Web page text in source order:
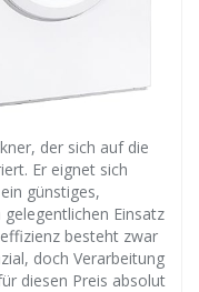
der sich auf die
Er eignet sich
günstiges,
Einsatz
besteht zwar
doch Verarbeitung
diesen Preis absolut